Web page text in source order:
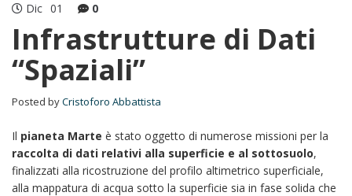
Dic 01 0
Infrastrutture di Dati
“Spaziali”
Posted byCristoforo Abbattista
Il pianeta Marte è stato oggetto di numerose missioni per la
raccolta di dati relativi alla superficie e al sottosuolo,
finalizzati alla ricostruzione del profilo altimetrico superficiale,
alla mappatura di acqua sotto la superficie sia in fase solida che